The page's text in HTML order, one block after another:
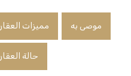
موصى به مميزات العقار
حالة العقار